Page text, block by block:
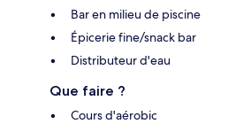
Bar en milieu de piscine
Épicerie fine/snack bar
Distributeur d'eau
Que faire ?
Cours d'aérobic